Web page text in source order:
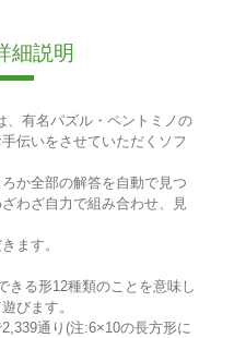
細説明
、有名パズル・ペントミノの
伝いをさせていただくソフ
か全部の解答を自動で見つ
わざ自力で組み合わせ、見
ます。
きる形12種類のことを意味し
びます。
通り(注:6×10の長方形に